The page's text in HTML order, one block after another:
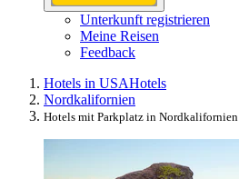
Unterkunft registrieren
Meine Reisen
Feedback
Hotels in USAHotels
Nordkalifornien
Hotels mit Parkplatz in Nordkalifornien